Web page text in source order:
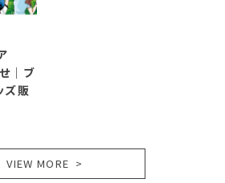
｜ブ
ズ販
VIEW MORE